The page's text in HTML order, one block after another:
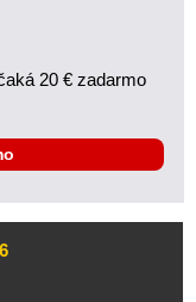
20 € zadarmo